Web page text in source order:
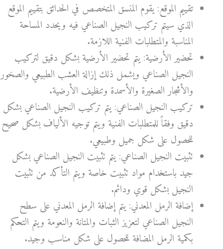
تقييم الموقع: يقوم المنسق المتخصص في الحدائق بتقييم الموقع
الذي سيتم تركيب النجيل الصناعي فيه ويحدد المساحة
المناسبة والمتطلبات الفنية اللازمة.
تحضير الأرضية: يتم تحضير الأرضية بشكل دقيق لتركيب
النجيل الصناعي ويشمل ذلك إزالة العشب الطبيعي والصخور
والأشجار الصغيرة والأسمدة وتنظيف الأرضية.
تركيب النجيل الصناعي: يتم تركيب النجيل الصناعي بشكل
دقيق وفقاً للمتطلبات الفنية ويتم توجيه الألياف بشكل صحيح
للحصول على شكل جميل وطبيعي.
تثبيت النجيل الصناعي: يتم تثبيت النجيل الصناعي بشكل
جيد باستخدام مواد تثبيت خاصة ويتم التأكد من تثبيت
النجيل بشكل قوي ودائم.
إضافة الرمل المعدني: يتم إضافة الرمل المعدني على سطح
النجيل الصناعي لتعزيز الثبات والمتانة والنعومة ويتم التحكم
بكمية الرمل المضافة للحصول على شكل مناسب وجيد.